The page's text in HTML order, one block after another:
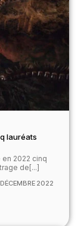
lauréats
2022 cinq
de[...]
2022